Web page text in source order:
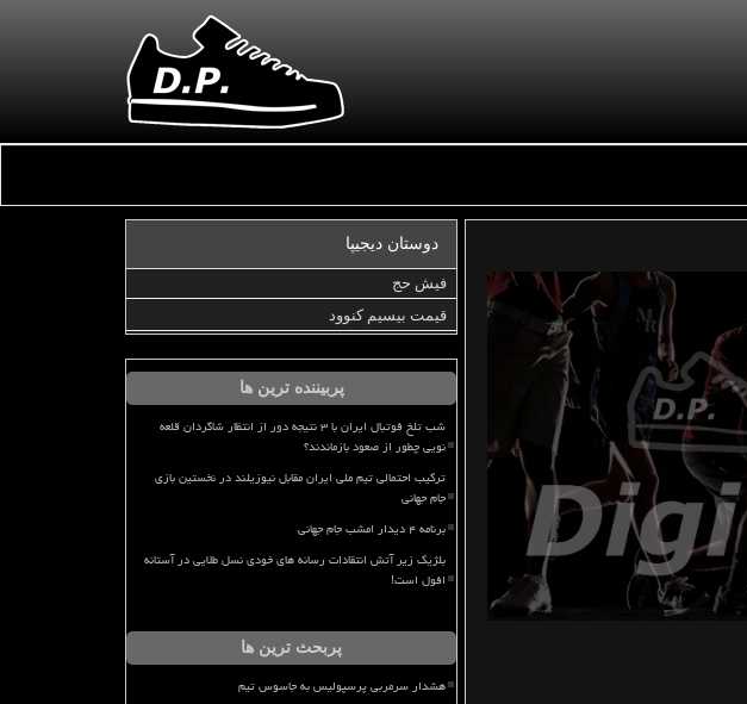
دوستان دیجیپا
فیش حج
قیمت بیسیم کنوود
پربیننده ترین ها
شب تلخ فوتبال ایران با ۳ نتیجه دور از انتظار شاگردان قلعه
نویی چطور از صعود بازماندند؟
ترکیب احتمالی تیم ملی ایران مقابل نیوزیلند در نخستین بازی
جام جهانی
برنامه ۴ دیدار امشب جام جهانی
بلژیک زیر آتش انتقادات رسانه های خودی نسل طلایی در آستانه
افول است!
پربحث ترین ها
هشدار سرمربی پرسپولیس به جاسوس تیم